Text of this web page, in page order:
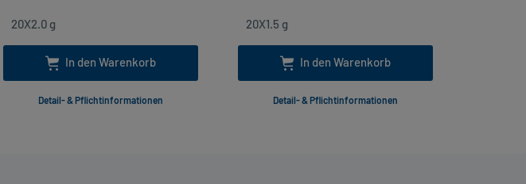
In den Warenkorb
Detail- & Pflichtinformationen
In den Warenkorb
Detail- & Pflichtinformationen